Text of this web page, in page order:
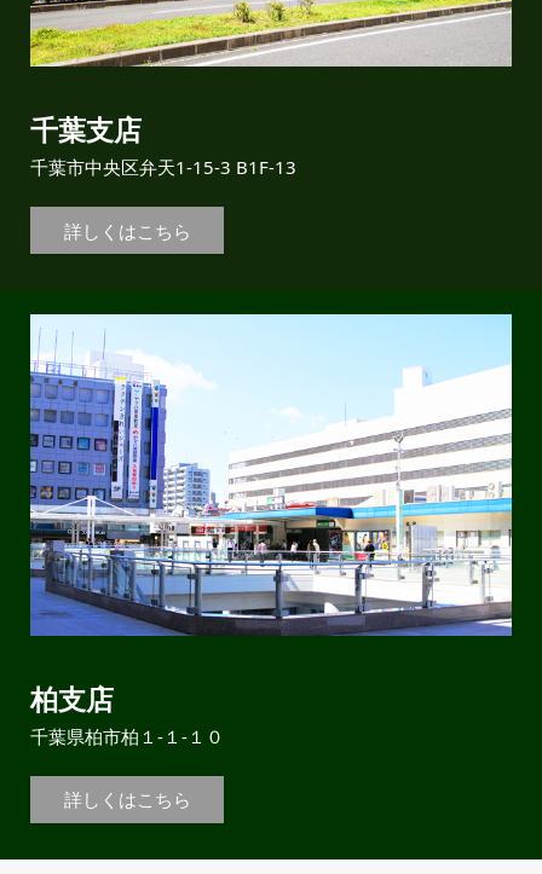
千葉支店
千葉市中央区弁天1-15-3 B1F-13
詳しくはこちら
柏支店
千葉県柏市柏１-１-１０
詳しくはこちら